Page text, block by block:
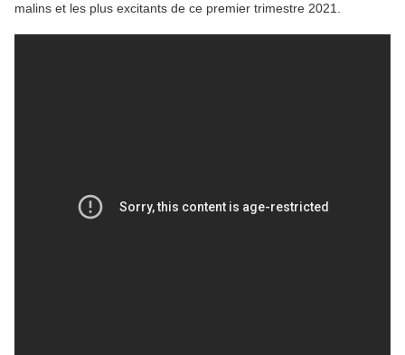
malins et les plus excitants de ce premier trimestre 2021.